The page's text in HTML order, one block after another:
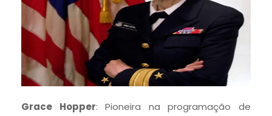
Grace Hopper: Pioneira na programação de